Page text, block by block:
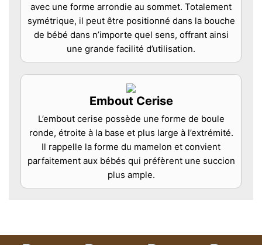
avec une forme arrondie au sommet. Totalement
symétrique, il peut être positionné dans la bouche
de bébé dans n’importe quel sens, offrant ainsi
une grande facilité d’utilisation.
Embout Cerise
L’embout cerise possède une forme de boule
ronde, étroite à la base et plus large à l’extrémité.
Il rappelle la forme du mamelon et convient
parfaitement aux bébés qui préfèrent une succion
plus ample.